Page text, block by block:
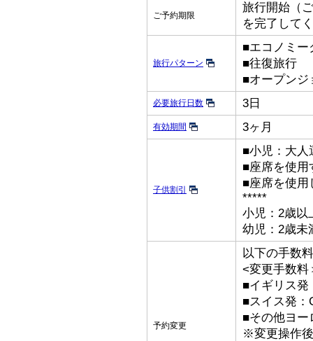
ご予約期限
旅行開始（
を完了して
旅行パターン
■エコノミー
■往復旅行
■オープンジ
必要旅行日数 3日
有効期間 3ヶ月
子供割引
■小児：大人
■座席を使用
■座席を使用
*****
小児：2歳以
幼児：2歳未
予約変更
以下の手数
<変更手数料
■イギリス発
■スイス発：
■その他ヨー
※変更操作